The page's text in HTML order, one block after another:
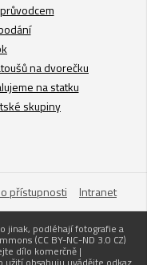
na dvorečku
na statku
skupiny
přístupnosti Intranet
jinak, podléhají fotografie a
(CC BY-NC-ND 3.0 CZ)
dílo komerčně |